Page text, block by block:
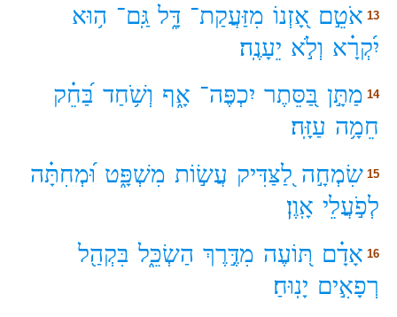
13 אֹטֵ֣ם אָ֭זְנוֹ מִזַּעֲקַת־ דָּ֑ל גַּֽם־ ה֥וּא
יִ֝קְרָ֗א וְלֹ֣א יֵעָנֶֽה׃
14 מַתָּ֣ן בַּ֭סֵּתֶר יִכְפֶּה־ אָ֑ף וְשֹׁ֥חַד בַּ֝חֵ֗ק
חֵמָ֥ה עַזָּֽה׃
15 שִׂמְחָ֣ה לַ֭צַּדִּיק עֲשׂ֣וֹת מִשְׁפָּ֑ט וּ֝מְחִתָּ֗ה
לְפֹ֣עֲלֵי אָֽוֶן׃
16 אָדָ֗ם תּ֭וֹעֶה מִדֶּ֣רֶךְ הַשְׂכֵּ֑ל בִּקְהַ֖ל
רְפָאִ֣ים יָנֽוּחַ׃